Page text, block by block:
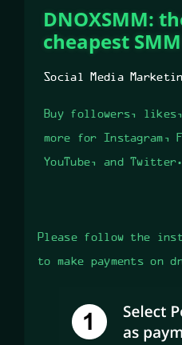
DNOXSMM:
cheapest
Social Media
Buy followers, likes,
more for Instagram,
YouTube, and Twitter.
Please follow the
to make payments on